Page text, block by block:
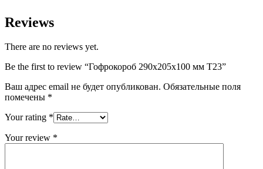
Reviews
There are no reviews yet.
Be the first to review “Гофрокороб 290х205х100 мм Т23”
Ваш адрес email не будет опубликован. Обязательные поля
помечены *
Your rating *
Your review *